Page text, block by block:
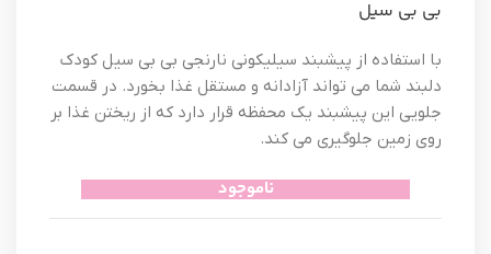
بی بی سیل
با استفاده از پیشبند سیلیکونی نارنجی بی بی سیل کودک
دلبند شما می تواند آزادانه و مستقل غذا بخورد. در قسمت
جلویی این پیشبند یک محفظه قرار دارد که از ریختن غذا بر
روی زمین جلوگیری می کند.
ناموجود